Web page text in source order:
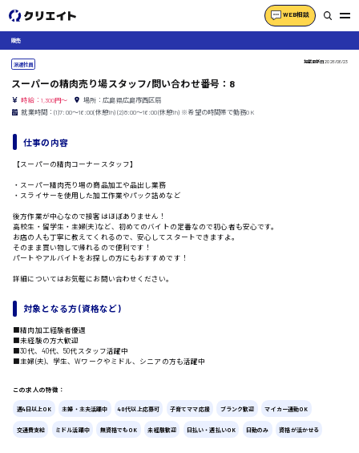
WEB相談
製造オペレーター
検品・包装・箱詰め
販売
派遣社員 掲載更新日2026/06/23
スーパーの精肉売り場スタッフ/問い合わせ番号：8
時給：1,300円～
場所：広島県広島市西区扇
就業時間：(1)7:00〜16:00(休憩1h) (2)8:00〜16:00(休憩1h) ※希望の時間帯で勤務OK
仕事の内容
【スーパーの精肉コーナースタッフ】
・スーパー精肉売り場の商品加工や品出し業務
・スライサーを使用した加工作業やパック詰めなど
後方作業が中心なので接客はほぼありません！
高校生・留学生・主婦(夫)など、初めてのバイトの定番なので初心者も安心です。
お店の人も丁寧に教えてくれるので、安心してスタートできますよ。
そのまま買い物して帰れるので便利です！
パートやアルバイトをお探しの方にもおすすめです！
詳細についてはお気軽にお問い合わせください。
対象となる方 (資格など)
■精肉加工経験者優遇
■未経験の方大歓迎
■30代、40代、50代スタッフ活躍中
■主婦(夫)、学生、Wワークやミドル、シニアの方も活躍中
この求人の特徴：
週4日以上OK 主婦・主夫活躍中 40代以上応募可 子育てママ応援 ブランク歓迎 マイカー通勤OK
交通費支給 ミドル活躍中 無資格でもOK 未経験歓迎 日払い・週払いOK 日勤のみ 資格が活かせる